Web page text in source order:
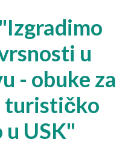
u
- obuke za
turističko
USK"